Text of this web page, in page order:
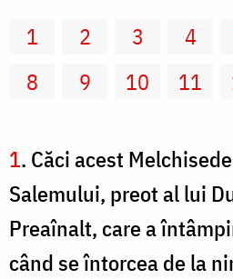
1 2 3 4
8
9 10 11
1. Căci acest
Salemului, preot al lui
Preaînalt, care a
când se întorcea de la